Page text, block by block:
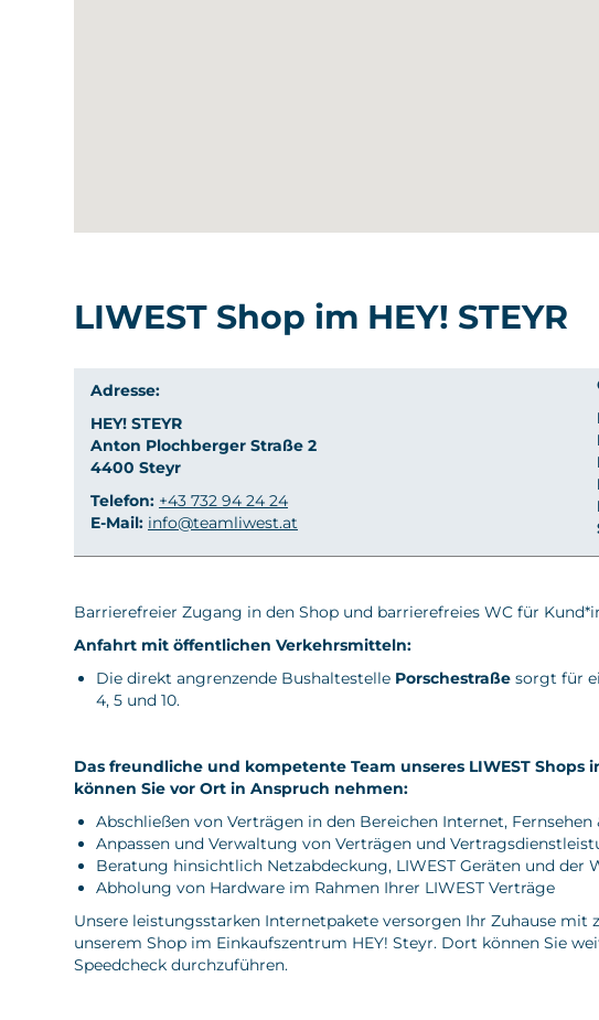
LIWEST Shop im HEY! STEYR
Adresse:
HEY! STEYR
Anton Plochberger Straße 2
4400 Steyr
Telefon: +43 732 94 24 24
E-Mail: info@teamliwest.at
Barrierefreier Zugang in den Shop und barrierefreies WC für
Anfahrt mit öffentlichen Verkehrsmitteln:
Die direkt angrenzende Bushaltestelle Porschestraße sorgt für
4, 5 und 10.
Das freundliche und kompetente Team unseres LIWEST
können Sie vor Ort in Anspruch nehmen:
Abschließen von Verträgen in den Bereichen Internet, Fernsehen
Anpassen und Verwaltung von Verträgen und
Beratung hinsichtlich Netzabdeckung, LIWEST Geräten und der
Abholung von Hardware im Rahmen Ihrer LIWEST Verträge
Unsere leistungsstarken Internetpakete versorgen Ihr Zuhause
unserem Shop im Einkaufszentrum HEY! Steyr. Dort können Sie
Speedcheck durchzuführen.